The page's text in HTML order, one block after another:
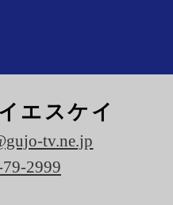
エスケイ
tv.ne.jp
2999